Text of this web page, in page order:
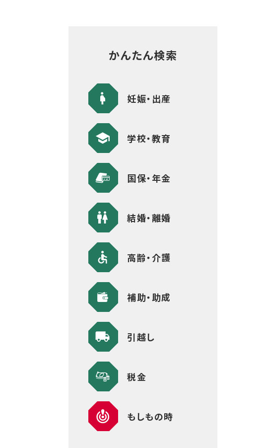
かんたん検索
妊娠・出産
学校・教育
国保・年金
結婚・離婚
高齢・介護
補助・助成
引越し
税金
もしもの時